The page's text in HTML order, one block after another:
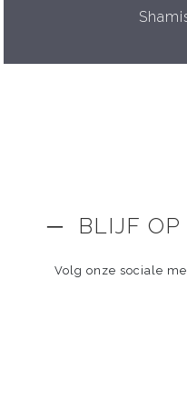
─ BLIJF OP
Volg onze sociale